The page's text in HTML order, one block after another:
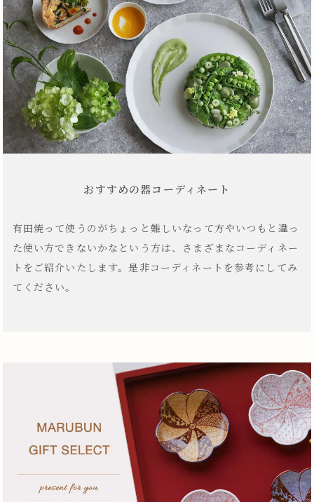
おすすめの器コーディネート
有田焼って使うのがちょっと難しいなって方やいつもと違っ
た使い方できないかなという方は、さまざまなコーディネー
トをご紹介いたします。是非コーディネートを参考にしてみ
てください。